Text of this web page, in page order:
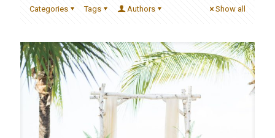
Categories Tags Authors Show all